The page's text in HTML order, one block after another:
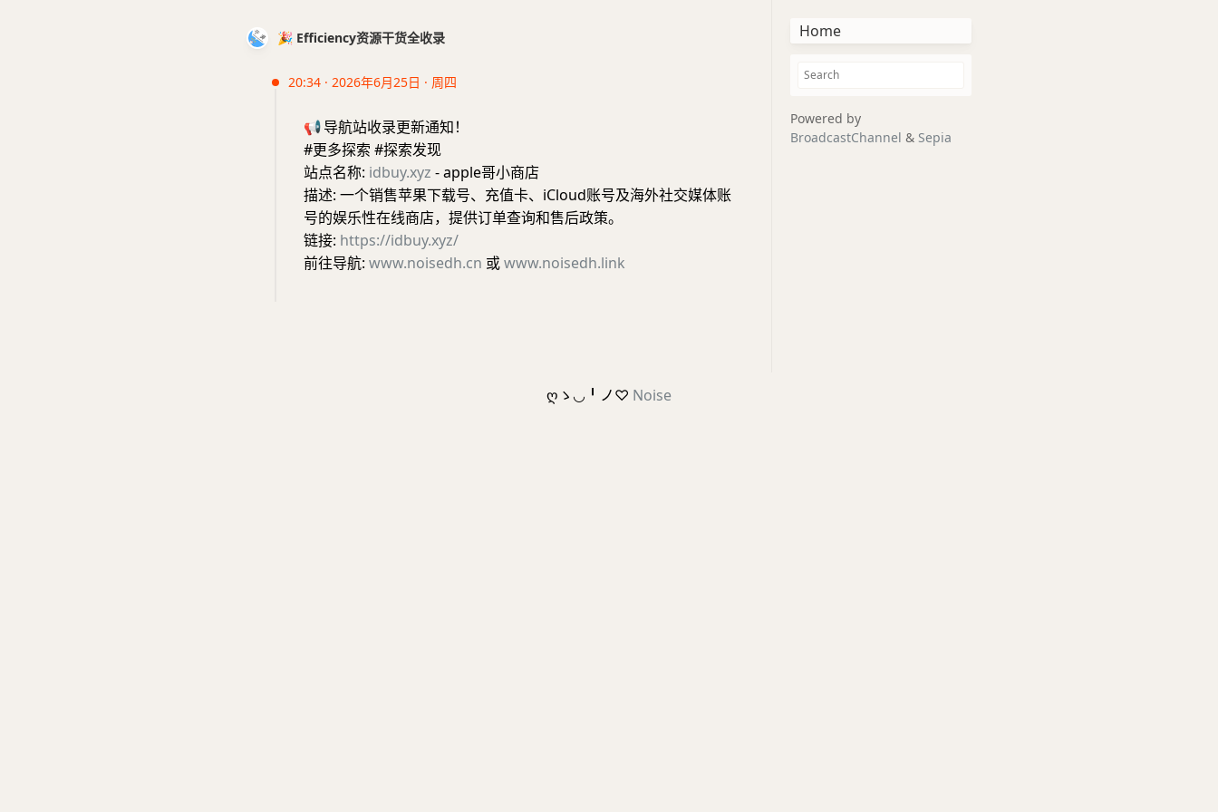
🎉 Efficiency资源干货全收录
20:34 · 2026年6月25日 · 周四
📢导航站收录更新通知！
#更多探索 #探索发现
站点名称: idbuy.xyz - apple哥小商店
描述: 一个销售苹果下载号、充值卡、iCloud账号及海外社交媒体账
号的娱乐性在线商店，提供订单查询和售后政策。
链接: https://idbuy.xyz/
前往导航: www.noisedh.cn 或www.noisedh.link
Home
Powered by
BroadcastChannel & Sepia
ღゝ◡╹ノ♡ Noise